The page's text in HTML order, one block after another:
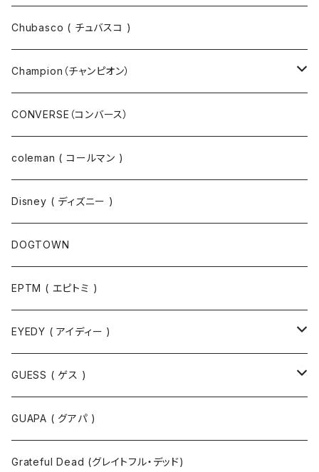
パーカー
ニット
ジャケット
コート
ポロシャツ
パンツ
パーカー
Chubasco ( チュバスコ )
Champion（チャンピオン）
スウェットパンツ
パーカー
スウェット
Tシャツ
CONVERSE（コンバース）
coleman ( コールマン )
Disney ( ディズニー )
DOGTOWN
EPTM ( エピトミ )
EYEDY ( アイディー )
Tシャツ
半袖Tシャツ
長袖Tシャツ
ポロシャツ
シャツ
GUESS ( ゲス )
ジャケット
GUAPA ( グアパ )
Grateful Dead (グレイトフル・デッド)